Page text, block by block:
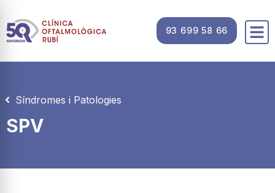
93 699 58 66
Síndromes i Patologies
SPV